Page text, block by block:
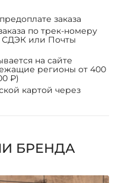
заказа
по трек-номеру
СДЭК или Почты
на сайте
регионы от 400
₽)
картой через
БРЕНДА